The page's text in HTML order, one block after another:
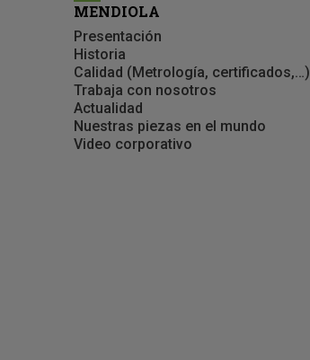
MENDIOLA
Presentación
Historia
Calidad (Metrología, certificados,…)
Trabaja con nosotros
Actualidad
Nuestras piezas en el mundo
Video corporativo